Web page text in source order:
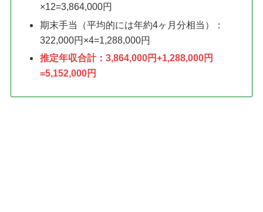
×12=3,864,000円
期末手当（平均的には年約4ヶ月分相当）：
322,000円×4=1,288,000円
推定年収合計：3,864,000円+1,288,000円
=5,152,000円